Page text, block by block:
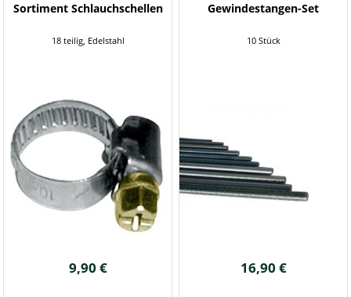
Sortiment Schlauchschellen
18 teilig, Edelstahl
9,90 €
Gewindestangen-Set
10 Stück
16,90 €